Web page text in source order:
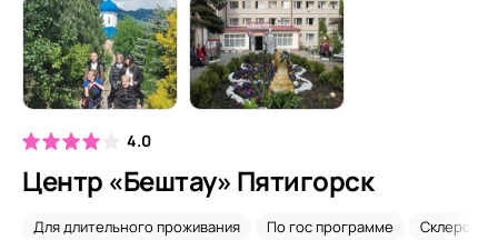
4.0
Центр «Бештау» Пятигорск
Для длительного проживания По гос программе Склероз